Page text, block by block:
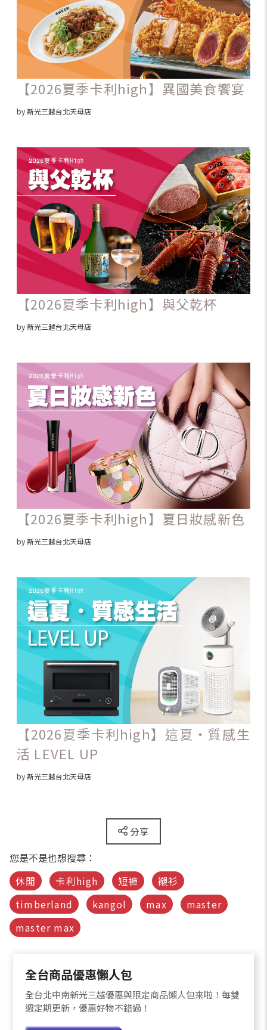
【2026夏季卡利high】異國美食饗宴
by 新光三越台北天母店
【2026夏季卡利high】與父乾杯
by 新光三越台北天母店
【2026夏季卡利high】夏日妝感新色
by 新光三越台北天母店
【2026夏季卡利high】這夏・質感生
活 LEVEL UP
by 新光三越台北天母店
分享
您是不是也想搜尋：
休閒
卡利high 短褲
襯衫
timberland
kangol max
master
master max
全台商品優惠懶人包
全台北中南新光三越優惠與限定商品懶人包來啦！每雙
週定期更新，優惠好物不錯過！